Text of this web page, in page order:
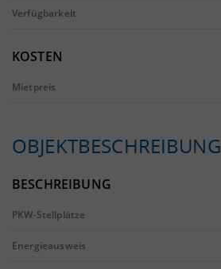
Verfügbarkeit
KOSTEN
Mietpreis
OBJEKTBESCHREIBUNG
BESCHREIBUNG
PKW-Stellplätze
Energieausweis